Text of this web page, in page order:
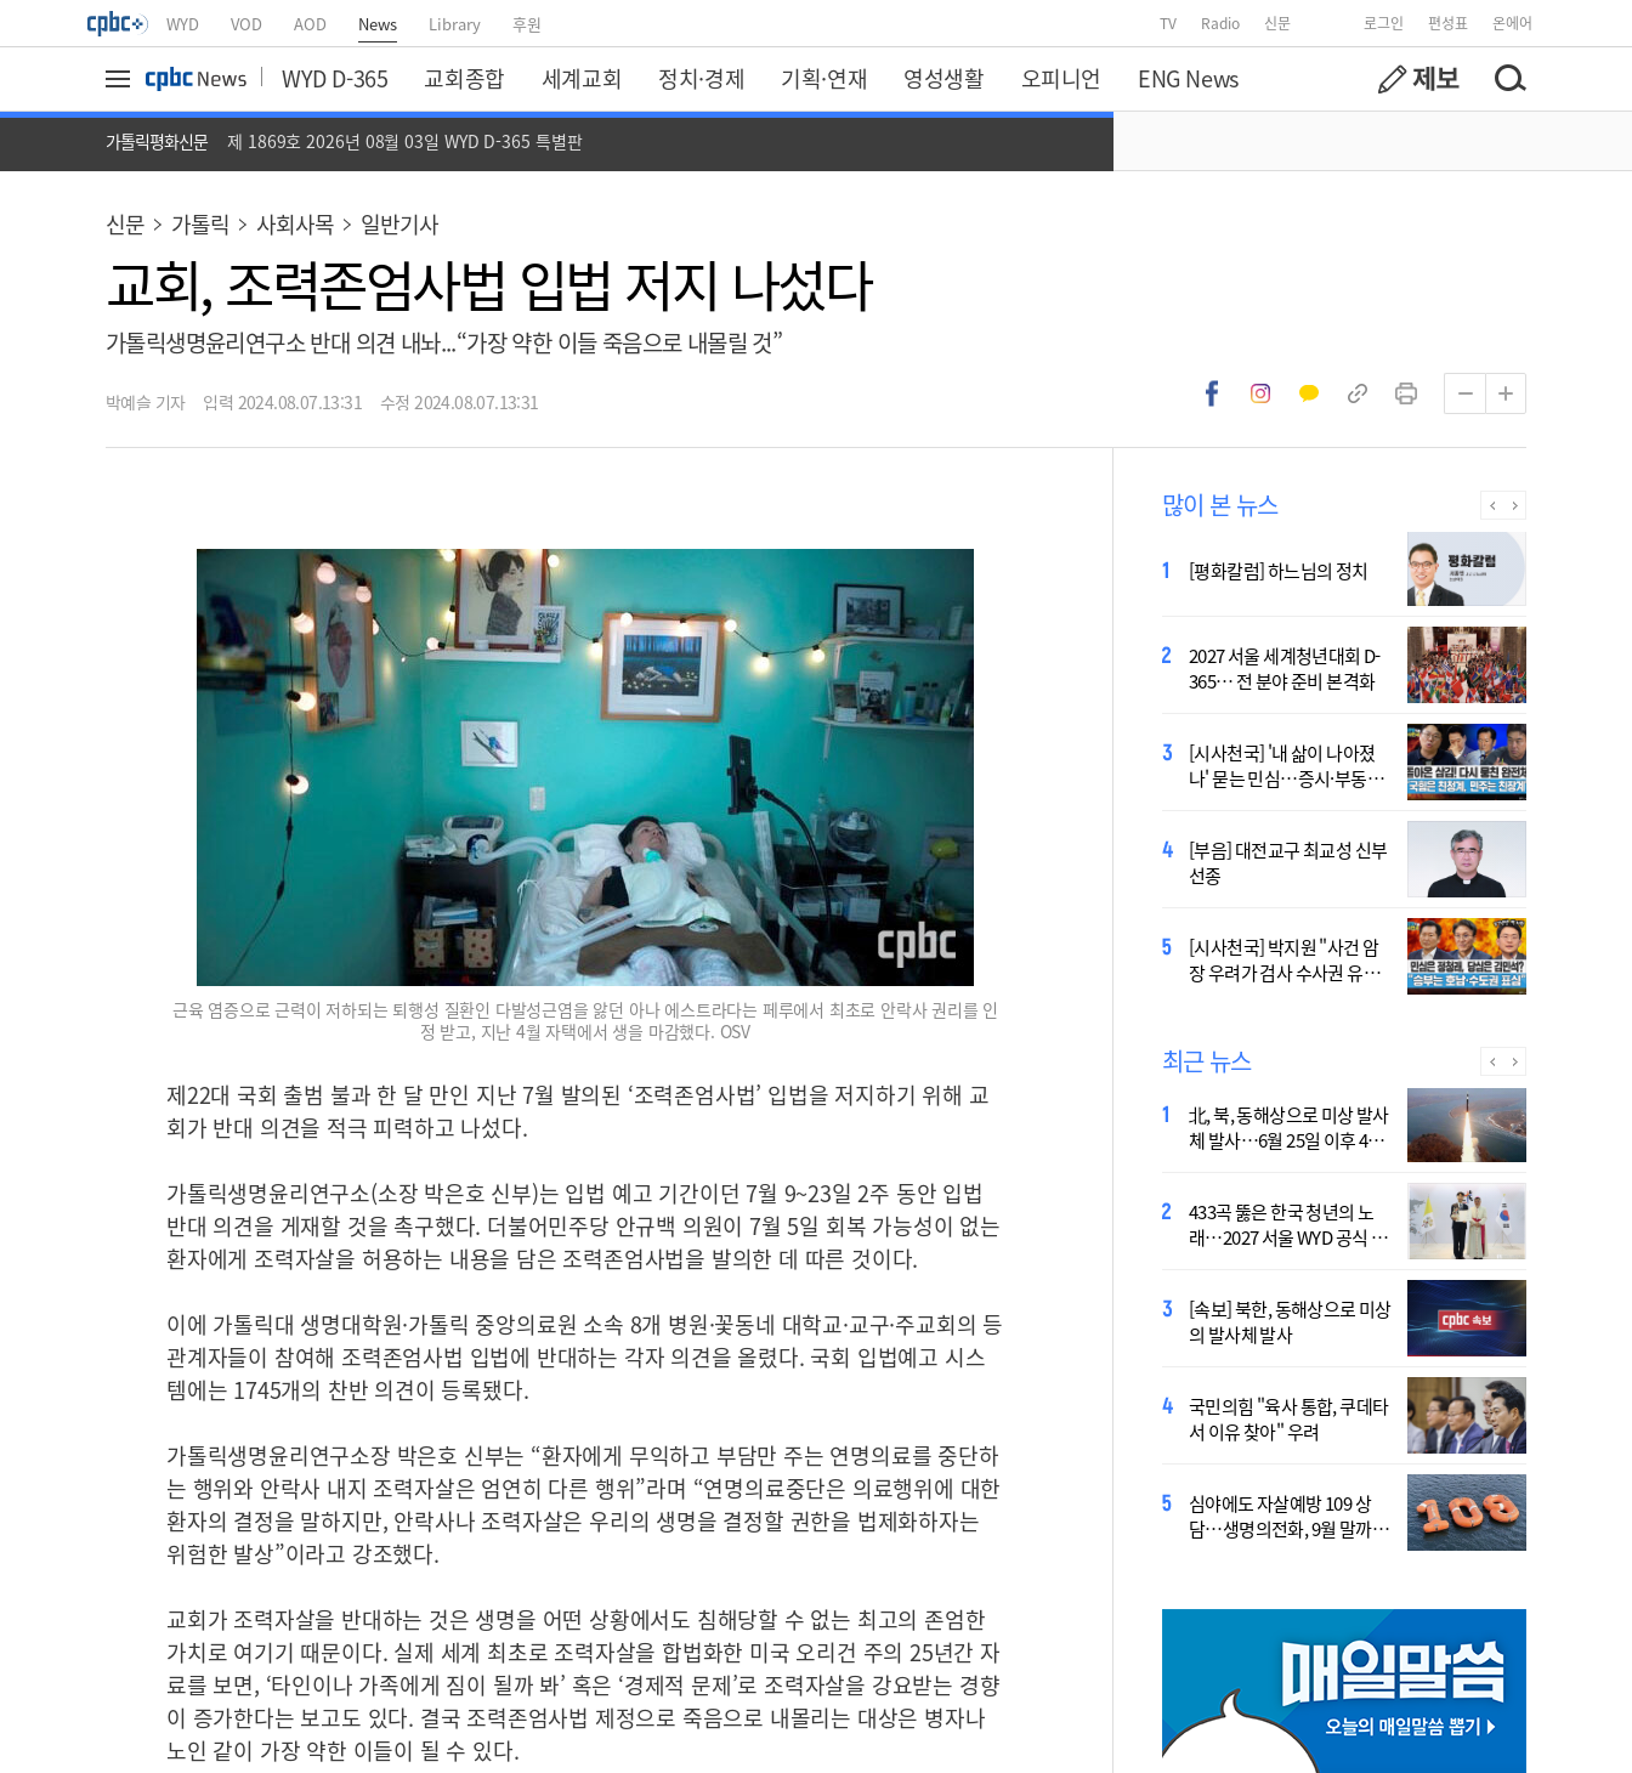
WYD VOD AOD News Library 후원 TV Radio 신문 로그인 편성표 온에어
WYD D-365 교회종합 세계교회 정치·경제 기획·연재 영성생활 오피니언 ENG News
가톨릭평화신문 제 1869호 2026년 08월 03일 WYD D-365 특별판
신문 가톨릭 사회사목 일반기사
교회, 조력존엄사법 입법 저지 나섰다
가톨릭생명윤리연구소 반대 의견 내놔...“가장 약한 이들 죽음으로 내몰릴 것”
박예슬 기자 입력 2024.08.07.13:31 수정 2024.08.07.13:31
근육 염증으로 근력이 저하되는 퇴행성 질환인 다발성근염을 앓던 아나 에스트라다는 페루에서 최초로 안락사 권리를 인
정 받고, 지난 4월 자택에서 생을 마감했다. OSV
제22대 국회 출범 불과 한 달 만인 지난 7월 발의된 ‘조력존엄사법’ 입법을 저지하기 위해 교
회가 반대 의견을 적극 피력하고 나섰다.
가톨릭생명윤리연구소(소장 박은호 신부)는 입법 예고 기간이던 7월 9~23일 2주 동안 입법
반대 의견을 게재할 것을 촉구했다. 더불어민주당 안규백 의원이 7월 5일 회복 가능성이 없는
환자에게 조력자살을 허용하는 내용을 담은 조력존엄사법을 발의한 데 따른 것이다.
이에 가톨릭대 생명대학원·가톨릭 중앙의료원 소속 8개 병원·꽃동네 대학교·교구·주교회의 등
관계자들이 참여해 조력존엄사법 입법에 반대하는 각자 의견을 올렸다. 국회 입법예고 시스
템에는 1745개의 찬반 의견이 등록됐다.
가톨릭생명윤리연구소장 박은호 신부는 “환자에게 무익하고 부담만 주는 연명의료를 중단하
는 행위와 안락사 내지 조력자살은 엄연히 다른 행위”라며 “연명의료중단은 의료행위에 대한
환자의 결정을 말하지만, 안락사나 조력자살은 우리의 생명을 결정할 권한을 법제화하자는
위험한 발상”이라고 강조했다.
교회가 조력자살을 반대하는 것은 생명을 어떤 상황에서도 침해당할 수 없는 최고의 존엄한
가치로 여기기 때문이다. 실제 세계 최초로 조력자살을 합법화한 미국 오리건 주의 25년간 자
료를 보면, ‘타인이나 가족에게 짐이 될까 봐’ 혹은 ‘경제적 문제’로 조력자살을 강요받는 경향
이 증가한다는 보고도 있다. 결국 조력존엄사법 제정으로 죽음으로 내몰리는 대상은 병자나
노인 같이 가장 약한 이들이 될 수 있다.
많이 본 뉴스
[평화칼럼] 하느님의 정치
2027 서울 세계청년대회 D-
365… 전 분야 준비 본격화
[시사천국] '내 삶이 나아졌
나' 묻는 민심…증시·부동산
[부음] 대전교구 최교성 신부
선종
[시사천국] 박지원 "사건 암
장 우려가 검사 수사권 유지
[시사천국] 알고 싶지 않은 폭
염의 진실…올해가 가장 시
[시사천국] 서미화 "시각장애
여성 첫 최고위 도전…사회
2027 서울 WYD 공식 주제가
오늘 공개…한국인 곡 선정
2027 서울 세계청년대회 주
제가 공개…희망의 선율 울
[시사천국] 홍춘욱 "단일종목 레버리지 ETF는
없애는 게 맞다"
최근 뉴스
北, 북, 동해상으로 미상 발사
체 발사…6월 25일 이후 42
433곡 뚫은 한국 청년의 노
래…2027 서울 WYD 공식 주
[속보] 북한, 동해상으로 미상
의 발사체 발사
국민의힘 "육사 통합, 쿠데타
서 이유 찾아" 우려
심야에도 자살예방 109 상
담…생명의전화, 9월 말까지
장기요양 재가 노인 10명 중
7명 "아파도 살던 집에서 살
산티아고 순례길에 울려 퍼진
“2027년 서울에서 만나요!”
李 "폭염·가뭄에 행정력 총
동원…전방위 대응체계 가
靑, 김용범 책임론에 "지금은
대책 챙기는 게 더 중요"
국가보훈부, 미국서 첫 국제
보훈컨퍼런스 연다